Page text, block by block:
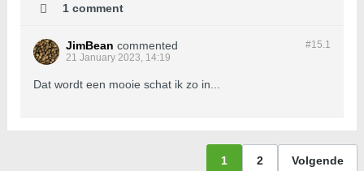
1 comment
#15.1
JimBean commented
21 January 2023, 14:19
Dat wordt een mooie schat ik zo in...
1 2 Volgende